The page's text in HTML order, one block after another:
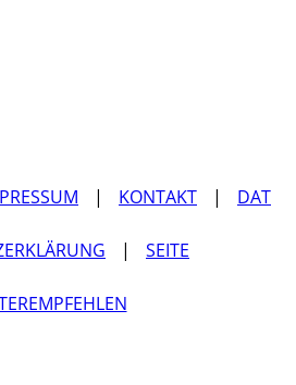
| KONTAKT | DAT
| SEITE